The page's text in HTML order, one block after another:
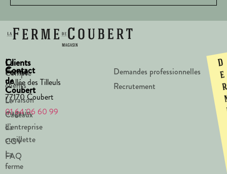
La
Ferme
de
Coubert
Le
magasin
La
cueillette
La
ferme
Clients
Compte
clients
Livraison
Cadeaux
d’entreprise
CGV
FAQ
Contact
1 Allée des Tilleuls
77170 Coubert
01 64 06 60 99
Demandes professionnelles
Recrutement
D
e